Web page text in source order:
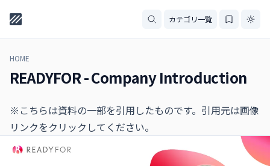
カテゴリ一覧
HOME
READYFOR - Company Introduction
※こちらは資料の一部を引用したものです。引用元は画像
リンクをクリックしてください。